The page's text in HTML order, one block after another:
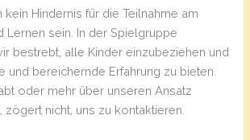
Hindernis für die Teilnahme am
Lernen sein. In der Spielgruppe
bestrebt, alle Kinder einzubeziehen und
und bereichernde Erfahrung zu bieten.
oder mehr über unseren Ansatz
zögert nicht, uns zu kontaktieren.